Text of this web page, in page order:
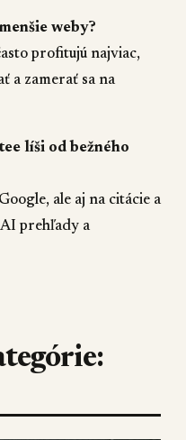
weby?
profitujú najviac,
a zamerať sa na
líši od bežného
ale aj na citácie a
AI prehľady a